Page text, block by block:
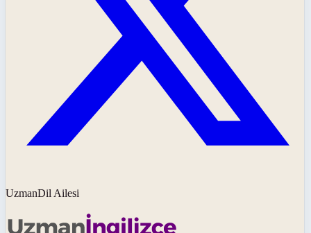
UzmanDil Ailesi